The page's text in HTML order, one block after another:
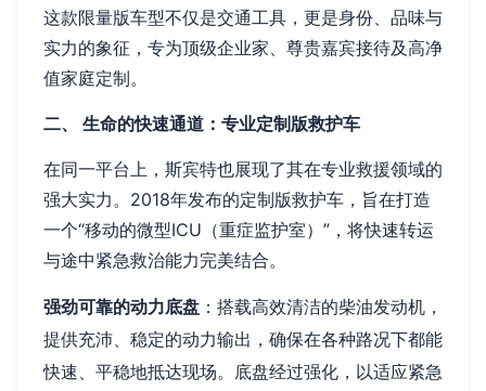
这款限量版车型不仅是交通工具，更是身份、品味与
实力的象征，专为顶级企业家、尊贵嘉宾接待及高净
值家庭定制。
二、 生命的快速通道：专业定制版救护车
在同一平台上，斯宾特也展现了其在专业救援领域的
强大实力。2018年发布的定制版救护车，旨在打造
一个“移动的微型ICU（重症监护室）”，将快速转运
与途中紧急救治能力完美结合。
强劲可靠的动力底盘 ：搭载高效清洁的柴油发动机，
提供充沛、稳定的动力输出，确保在各种路况下都能
快速、平稳地抵达现场。底盘经过强化，以适应紧急